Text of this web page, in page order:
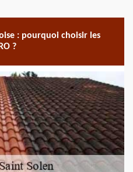
: pourquoi choisir les
?